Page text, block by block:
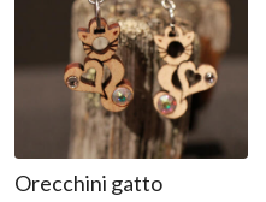
Orecchini gatto